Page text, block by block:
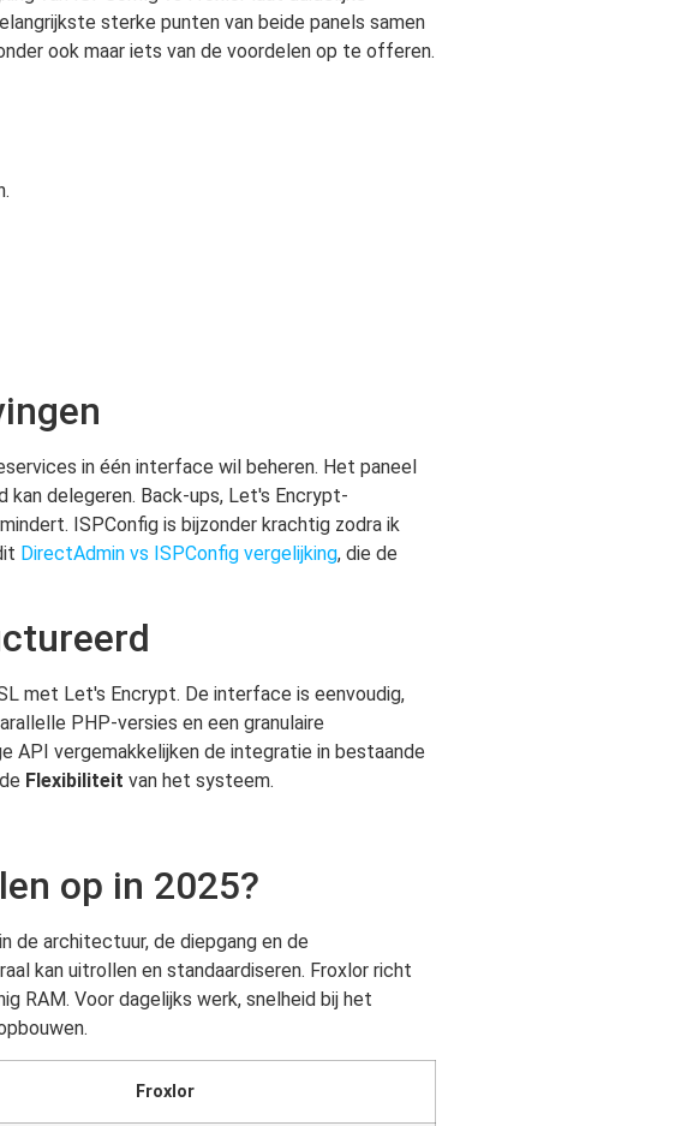
sterke punten van beide panels samen
ook maar iets van de voordelen op te offeren.
in één interface wil beheren. Het paneel
kan delegeren. Back-ups, Let's Encrypt-
ISPConfig is bijzonder krachtig zodra ik
DirectAdmin vs ISPConfig vergelijking, die de
met Let's Encrypt. De interface is eenvoudig,
PHP-versies en een granulaire
API vergemakkelijken de integratie in bestaande
Flexibiliteit van het systeem.
op in 2025?
de architectuur, de diepgang en de
kan uitrollen en standaardiseren. Froxlor richt
RAM. Voor dagelijks werk, snelheid bij het
Froxlor